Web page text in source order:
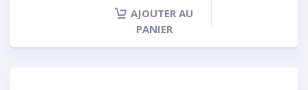
AJOUTER AU
PANIER